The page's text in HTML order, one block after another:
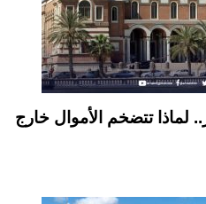
دينار في 3 أشهر.. لماذا تتضخم الأموال خارج